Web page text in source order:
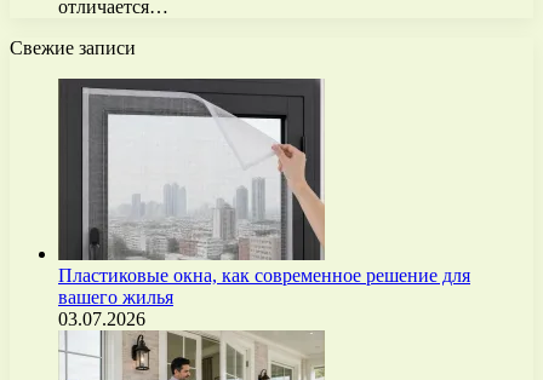
отличается…
Свежие записи
Пластиковые окна, как современное решение для
вашего жилья
03.07.2026